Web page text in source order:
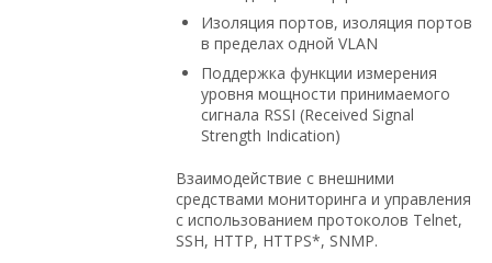
Изоляция портов, изоляция портов
в пределах одной VLAN
Поддержка функции измерения
уровня мощности принимаемого
сигнала RSSI (Received Signal
Strength Indication)
Взаимодействие с внешними
средствами мониторинга и управления
с использованием протоколов Telnet,
SSH, HTTP, HTTPS*, SNMP.